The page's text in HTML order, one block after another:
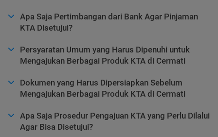
Apa Saja Pertimbangan dari Bank Agar Pinjaman
KTA Disetujui?
Persyaratan Umum yang Harus Dipenuhi untuk
Mengajukan Berbagai Produk KTA di Cermati
Dokumen yang Harus Dipersiapkan Sebelum
Mengajukan Berbagai Produk KTA di Cermati
Apa Saja Prosedur Pengajuan KTA yang Perlu Dilalui
Agar Bisa Disetujui?